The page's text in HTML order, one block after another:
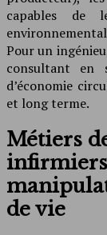
capables de
Pour un
consultant en
d’économie
et long terme.
Métiers
infirmiers
de vie